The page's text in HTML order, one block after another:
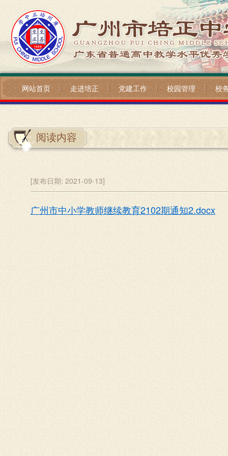
网站首页 走进培正 党建工作 校园管理 校
阅读内容
[发布日期: 2021-09-13]
广州市中小学教师继续教育2102期通知2.docx